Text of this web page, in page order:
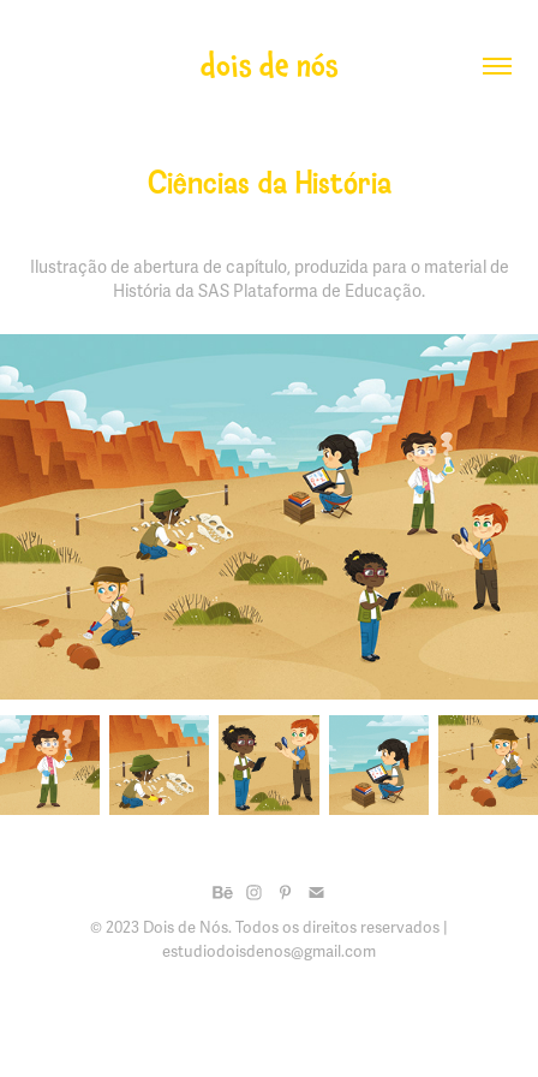
dois de nós
Ciências da História
Ilustração de abertura de capítulo, produzida para o material de
História da SAS Plataforma de Educação.
© 2023 Dois de Nós. Todos os direitos reservados |
estudiodoisdenos@gmail.com